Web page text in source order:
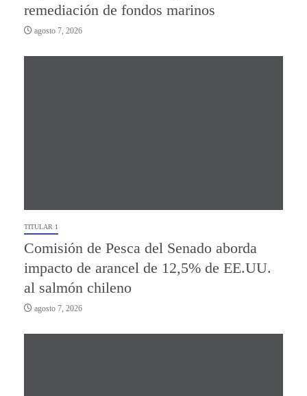
remediación de fondos marinos
agosto 7, 2026
TITULAR 1
Comisión de Pesca del Senado aborda
impacto de arancel de 12,5% de EE.UU.
al salmón chileno
agosto 7, 2026